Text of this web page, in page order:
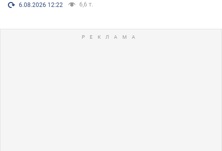
6.08.2026 12:22 6,6 т.